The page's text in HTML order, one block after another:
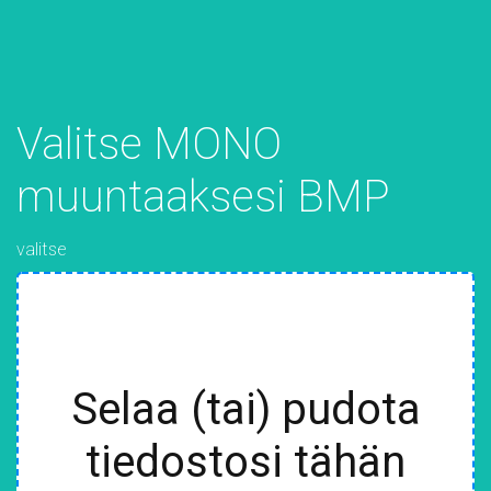
Valitse MONO
muuntaaksesi BMP
valitse
Selaa (tai) pudota
tiedostosi tähän